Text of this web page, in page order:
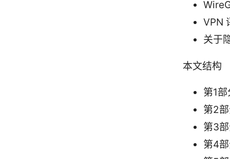
VPN
关于
本文结构
第1
第2
第3
第4